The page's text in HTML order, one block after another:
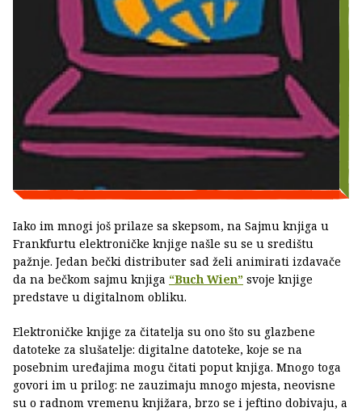
Iako im mnogi još prilaze sa skepsom, na Sajmu knjiga u
Frankfurtu elektroničke knjige našle su se u središtu
pažnje. Jedan bečki distributer sad želi animirati izdavače
da na bečkom sajmu knjiga “Buch Wien” svoje knjige
predstave u digitalnom obliku.
Elektroničke knjige za čitatelja su ono što su glazbene
datoteke za slušatelje: digitalne datoteke, koje se na
posebnim uređajima mogu čitati poput knjiga. Mnogo toga
govori im u prilog: ne zauzimaju mnogo mjesta, neovisne
su o radnom vremenu knjižara, brzo se i jeftino dobivaju, a